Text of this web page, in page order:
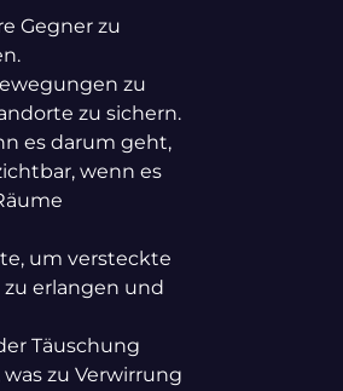
Gegner zu
zu
zu sichern.
es darum geht,
wenn es
um versteckte
erlangen und
Täuschung
zu Verwirrung